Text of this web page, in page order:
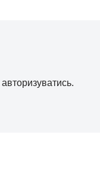
авторизуватись.